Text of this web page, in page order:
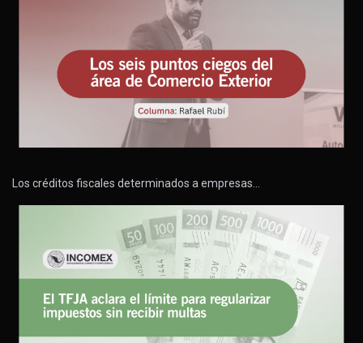
Los créditos fiscales determinados a empresas…